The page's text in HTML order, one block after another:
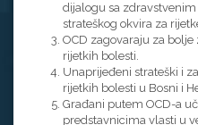
dijalogu sa
strateškog okvira za
OCD zagovaraju za
rijetkih bolesti.
Unaprijeđeni strateški i
rijetkih bolesti u Bosni i
Građani putem OCD-a
predstavnicima vlasti u